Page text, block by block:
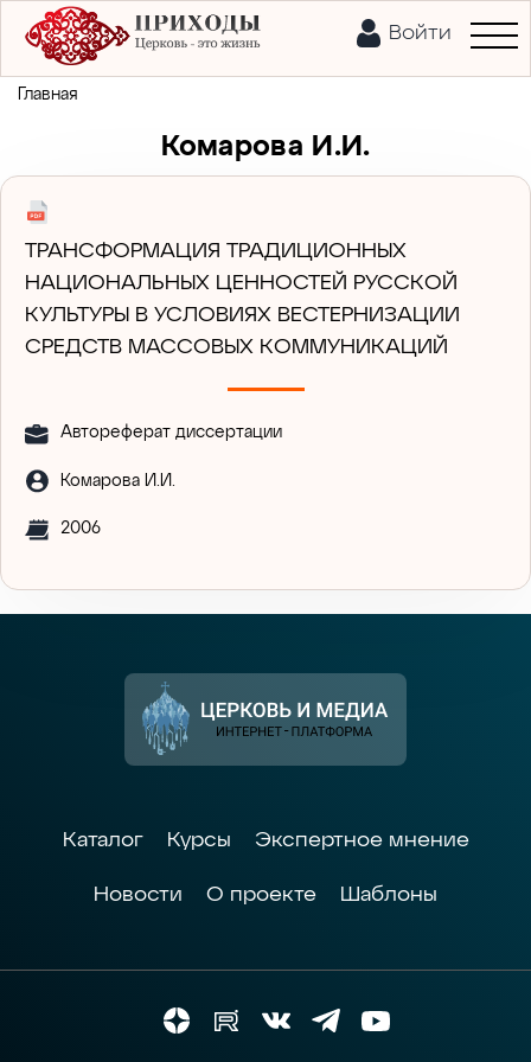
Войти
Главная
Комарова И.И.
ТРАНСФОРМАЦИЯ ТРАДИЦИОННЫХ
НАЦИОНАЛЬНЫХ ЦЕННОСТЕЙ РУССКОЙ
КУЛЬТУРЫ В УСЛОВИЯХ ВЕСТЕРНИЗАЦИИ
СРЕДСТВ МАССОВЫХ КОММУНИКАЦИЙ
Автореферат диссертации
Комарова И.И.
2006
Каталог Курсы Экспертное мнение
Новости О проекте Шаблоны